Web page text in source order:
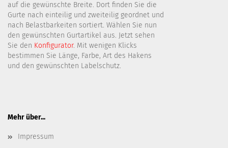
auf die gewünschte Breite. Dort finden Sie die
Gurte nach einteilig und zweiteilig geordnet und
nach Belastbarkeiten sortiert. Wählen Sie nun
den gewünschten Gurtartikel aus. Jetzt sehen
Sie den Konfigurator. Mit wenigen Klicks
bestimmen Sie Länge, Farbe, Art des Hakens
und den gewünschten Labelschutz.
Mehr über...
Impressum